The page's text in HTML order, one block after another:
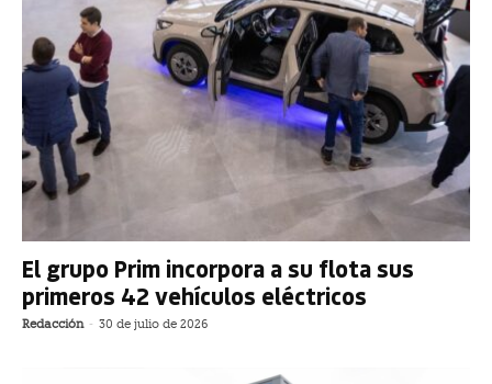
El grupo Prim incorpora a su flota sus
primeros 42 vehículos eléctricos
Redacción - 30 de julio de 2026